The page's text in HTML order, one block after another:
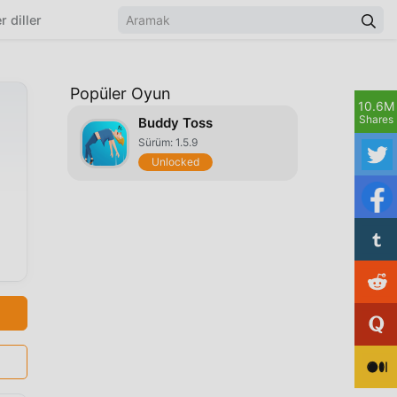
diller
Popüler Oyun
Buddy Toss
Sürüm: 1.5.9
Unlocked
10.6M
Shares